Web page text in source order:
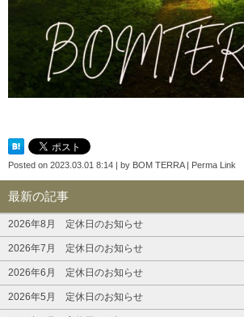
Posted on 2023.03.01 8:14 by BOM TERRA| Perma Link
最新の記事
2026年8月 定休日のお知らせ
2026年7月 定休日のお知らせ
2026年6月 定休日のお知らせ
2026年5月 定休日のお知らせ